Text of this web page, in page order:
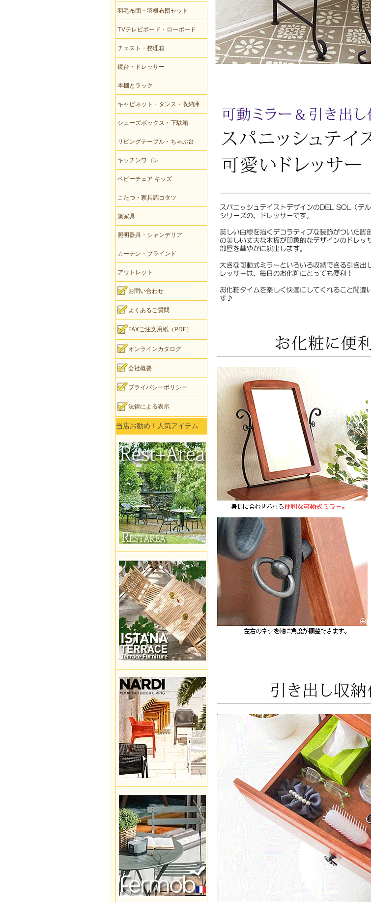
羽毛布団・羽根布団セット
TVテレビボード・ローボード
チェスト・整理箱
鏡台・ドレッサー
本棚とラック
キャビネット・タンス・収納庫
シューズボックス・下駄箱
リビングテーブル・ちゃぶ台
キッチンワゴン
ベビーチェア キッズ
こたつ・家具調コタツ
籐家具
照明器具・シャンデリア
カーテン・ブラインド
アウトレット
お問い合わせ
よくあるご質問
FAXご注文用紙（PDF）
オンラインカタログ
会社概要
プライバシーポリシー
法律による表示
当店お勧め！人気アイテム